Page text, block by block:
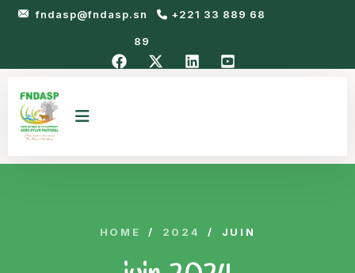
fndasp@fndasp.sn +221 33 889 68
89
HOME / 2024 / JUIN